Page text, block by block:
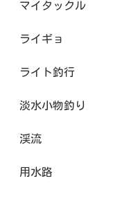
マイタックル
ライギョ
ライト釣行
淡水小物釣り
渓流
用水路